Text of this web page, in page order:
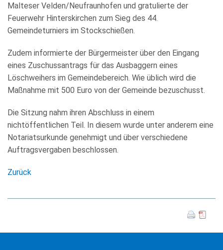
Malteser Velden/Neufraunhofen und gratulierte der
Feuerwehr Hinterskirchen zum Sieg des 44.
Gemeindeturniers im Stockschießen.
Zudem informierte der Bürgermeister über den Eingang
eines Zuschussantrags für das Ausbaggern eines
Löschweihers im Gemeindebereich. Wie üblich wird die
Maßnahme mit 500 Euro von der Gemeinde bezuschusst.
Die Sitzung nahm ihren Abschluss in einem
nichtöffentlichen Teil. In diesem wurde unter anderem eine
Notariatsurkunde genehmigt und über verschiedene
Auftragsvergaben beschlossen.
Zurück